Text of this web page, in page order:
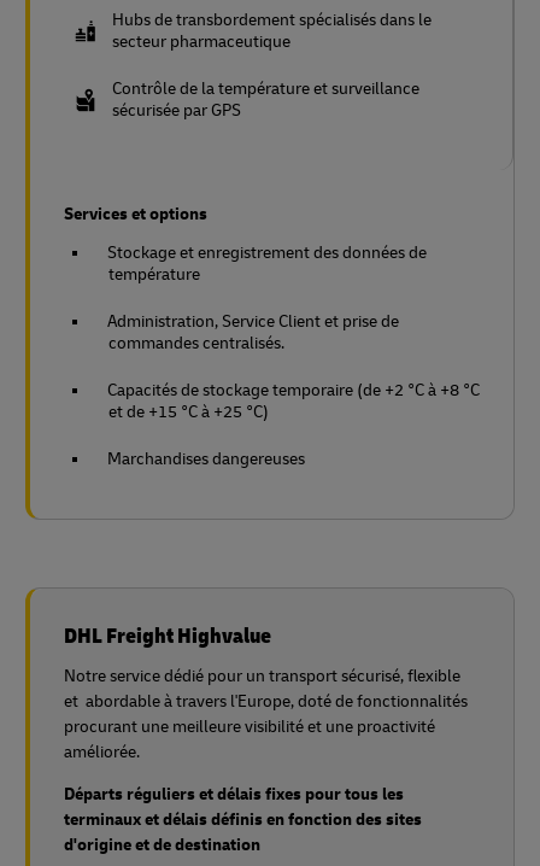
Hubs de transbordement spécialisés dans le
secteur pharmaceutique
Contrôle de la température et surveillance
sécurisée par GPS
Services et options
Stockage et enregistrement des données de
température
Administration, Service Client et prise de
commandes centralisés.
Capacités de stockage temporaire (de +2 °C à +8 °C
et de +15 °C à +25 °C)
Marchandises dangereuses
DHL Freight Highvalue
Notre service dédié pour un transport sécurisé, flexible
et abordable à travers l'Europe, doté de fonctionnalités
procurant une meilleure visibilité et une proactivité
améliorée.
Départs réguliers et délais fixes pour tous les
terminaux et délais définis en fonction des sites
d'origine et de destination